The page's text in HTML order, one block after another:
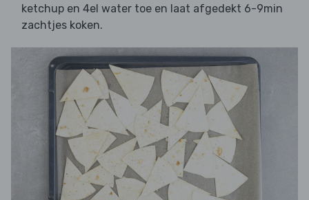
ketchup en 4el water toe en laat afgedekt 6-9min
zachtjes koken.